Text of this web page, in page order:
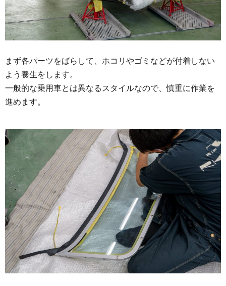
まず各パーツをばらして、ホコリやゴミなどが付着しない
よう養生をします。
一般的な乗用車とは異なるスタイルなので、慎重に作業を
進めます。